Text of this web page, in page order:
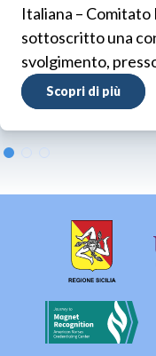
Italiana – Comitato
sottoscritto una
svolgimento,
Scopri di più